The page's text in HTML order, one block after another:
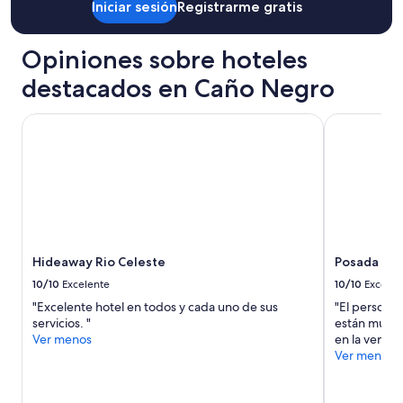
Aplican
términos
adicionales.
Iniciar sesiónRegistrarme gratis
Opiniones sobre hoteles
destacados en Caño Negro
Hideaway Rio Celeste
10/10 Excelente
"Excelente hotel en todos y cada uno de sus
servicios. "
Ver menos
Hideaway Rio Celeste
Posada
10/10
"El
están muy
en la
Ver menos
Posada Río